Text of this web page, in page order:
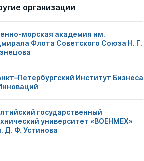
организации
морская академия им.
Флота Советского Союза Н. Г.
Институт Бизнеса
государственный
университет «ВОЕНМЕХ»
Д. Ф. Устинова